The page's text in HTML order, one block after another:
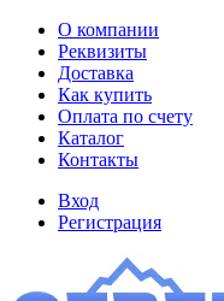
О компании
Реквизиты
Доставка
Как купить
Оплата по счету
Каталог
Контакты
Вход
Регистрация